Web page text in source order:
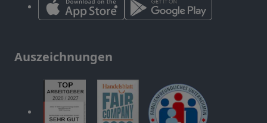
Auszeichnungen